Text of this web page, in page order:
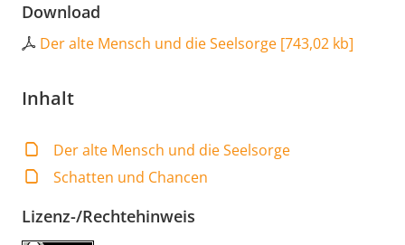
Download
Der alte Mensch und die Seelsorge [743,02 kb]
Inhalt
Der alte Mensch und die Seelsorge
Schatten und Chancen
Lizenz-/Rechtehinweis